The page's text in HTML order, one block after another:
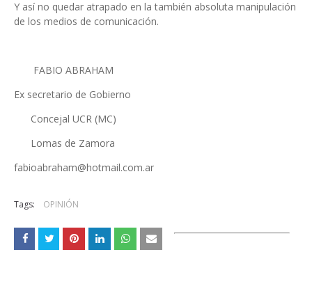
Y así no quedar atrapado en la también absoluta manipulación
de los medios de comunicación.
FABIO ABRAHAM
Ex secretario de Gobierno
Concejal UCR (MC)
Lomas de Zamora
fabioabraham@hotmail.com.ar
Tags: OPINIÓN